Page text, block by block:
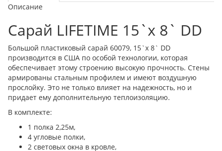
Описание
Сарай LIFETIME 15`х 8` DD
Большой пластиковый сарай 60079, 15`x 8` DD
производится в США по особой технологии, которая
обеспечивает этому строению высокую прочность. Стены
армированы стальным профилем и имеют воздушную
прослойку. Это не только влияет на надежность, но и
придает ему дополнительную теплоизоляцию.
В комплекте:
1 полка 2,25м,
4 угловые полки,
2 световых окна в кровле,